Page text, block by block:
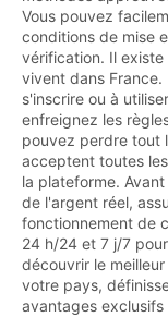
Vous pouvez
conditions de mise
vérification. Il
vivent dans France.
s'inscrire ou à
enfreignez les
pouvez perdre tout
acceptent toutes
la plateforme.
de l'argent réel,
fonctionnement de
24 h/24 et 7 j/7
découvrir le
votre pays,
avantages